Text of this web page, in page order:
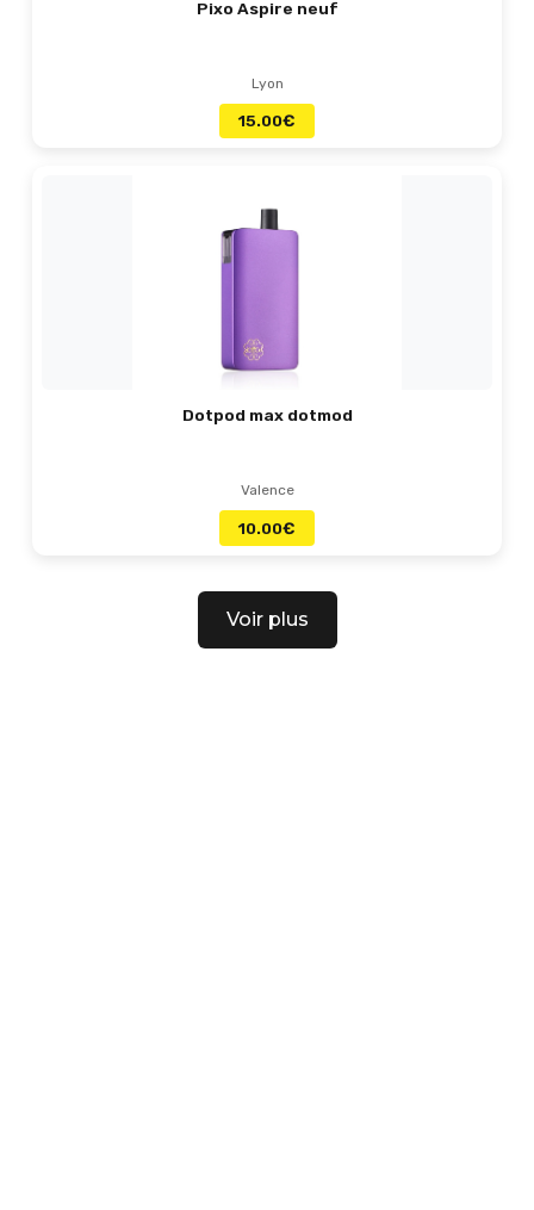
Pixo Aspire neuf
Lyon
15.00€
Dotpod max dotmod
Valence
10.00€
Voir plus